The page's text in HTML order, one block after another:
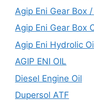
Agip Eni Gear Box
Agip Eni Gear Box
Agip Eni Hydrolic
AGIP ENI OIL
Diesel Engine Oil
Dupersol ATF